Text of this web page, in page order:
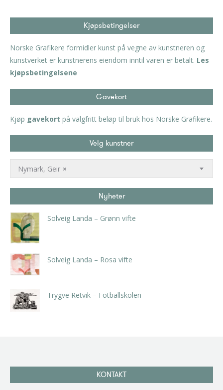
Kjøpsbetingelser
Norske Grafikere formidler kunst på vegne av kunstneren og
kunstverket er kunstnerens eiendom inntil varen er betalt. Les
kjøpsbetingelsene
Gavekort
Kjøp gavekort på valgfritt beløp til bruk hos Norske Grafikere.
Velg kunstner
×
Nymark, Geir
Nyheter
Solveig Landa – Grønn vifte
Solveig Landa – Rosa vifte
Trygve Retvik – Fotballskolen
KONTAKT